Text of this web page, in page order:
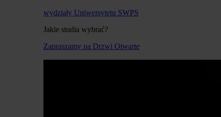
wydziały Uniwersytetu SWPS
Jakie studia wybrać?
Zapraszamy na Drzwi Otwarte